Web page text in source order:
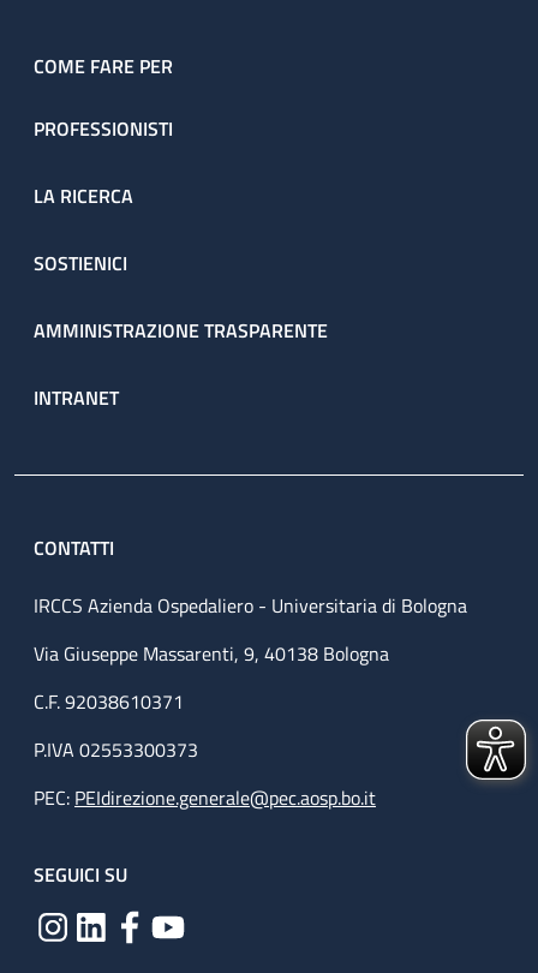
COME FARE PER
PROFESSIONISTI
LA RICERCA
SOSTIENICI
AMMINISTRAZIONE TRASPARENTE
INTRANET
CONTATTI
IRCCS Azienda Ospedaliero - Universitaria di Bologna
Via Giuseppe Massarenti, 9, 40138 Bologna
C.F. 92038610371
P.IVA 02553300373
PEC: PEIdirezione.generale@pec.aosp.bo.it
SEGUICI SU